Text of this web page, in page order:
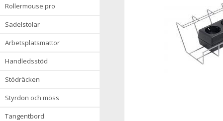
rollermouse pro
sadelstolar
arbetsplatsmattor
handledsstöd
stödräcken
styrdon och möss
tangentbord